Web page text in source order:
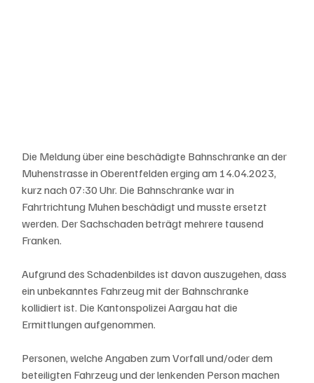
Die Meldung über eine beschädigte Bahnschranke an der
Muhenstrasse in Oberentfelden erging am 14.04.2023,
kurz nach 07:30 Uhr. Die Bahnschranke war in
Fahrtrichtung Muhen beschädigt und musste ersetzt
werden. Der Sachschaden beträgt mehrere tausend
Franken.
Aufgrund des Schadenbildes ist davon auszugehen, dass
ein unbekanntes Fahrzeug mit der Bahnschranke
kollidiert ist. Die Kantonspolizei Aargau hat die
Ermittlungen aufgenommen.
Personen, welche Angaben zum Vorfall und/oder dem
beteiligten Fahrzeug und der lenkenden Person machen